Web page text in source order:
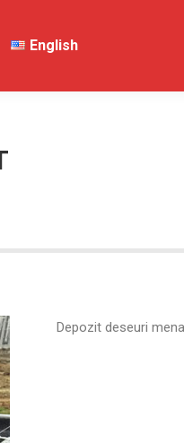
English
Depozit deseuri